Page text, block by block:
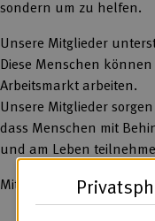
sondern um zu helfen.
Unsere Mitglieder
Diese Menschen
Arbeitsmarkt arbeiten.
Unsere Mitglieder
dass Menschen mit
und am Leben
Mitglieder der BAG